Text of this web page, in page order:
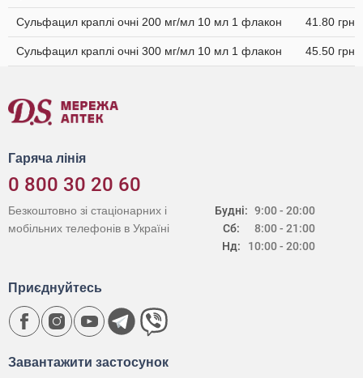
Сульфацил краплі очні 200 мг/мл 10 мл 1 флакон 41.80 грн
Сульфацил краплі очні 300 мг/мл 10 мл 1 флакон 45.50 грн
Гаряча лінія
0 800 30 20 60
Будні:
Сб:
Нд:
9:00 - 20:00
8:00 - 21:00
10:00 - 20:00
Безкоштовно зі стаціонарних і
мобільних телефонів в Україні
Завантажити застосунок
Приєднуйтесь